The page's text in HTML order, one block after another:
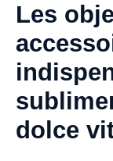
Les
dolce